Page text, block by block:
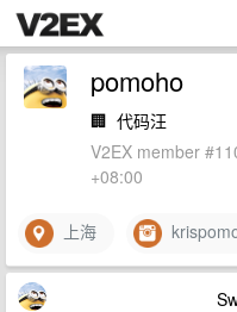
pomoho
🏢 代码汪
V2EX member
+08:00
上海